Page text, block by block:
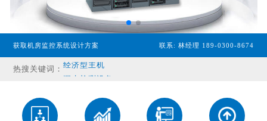
获取机房监控系统设计方案 联系: 林经理 189-0300-8674
热搜关键词：
专业型主机
漏水检测设备
配电监控设备
气体监控设备